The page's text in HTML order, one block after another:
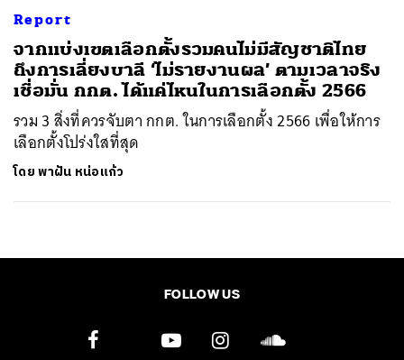
Report
จากแบ่งเขตเลือกตั้งรวมคนไม่มีสัญชาติไทย
ถึงการเลี่ยงบาลี ‘ไม่รายงานผล’ ตามเวลาจริง
เชื่อมั่น กกต. ได้แค่ไหนในการเลือกตั้ง 2566
รวม 3 สิ่งที่ควรจับตา กกต. ในการเลือกตั้ง 2566 เพื่อให้การ
เลือกตั้งโปร่งใสที่สุด
โดยพาฝัน หน่อแก้ว
FOLLOW US